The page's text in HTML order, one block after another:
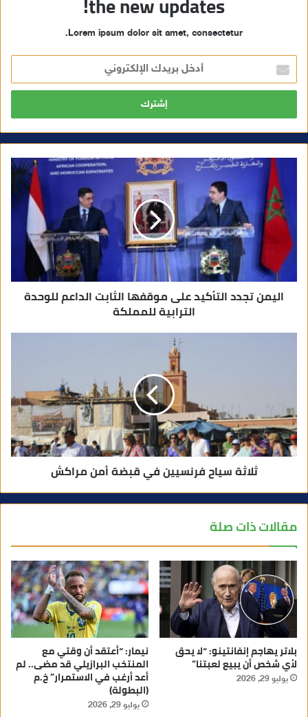
Lorem ipsum dolor sit amet, consectetur.
خ
ل
ر
ا
و
اليمن تجدد التأكيد على موقفها الثابت الداعم للوحدة
الترابية للمملكة
ثلاثة سياح فرنسيين في قبضة أمن مراكش
مقالات ذات صلة
بلاتر يهاجم إنفانتينو: “لا يحق
لأي شخص أن يبيع لعبتنا”
يوليو 29, 2026
نيمار: “أعتقد أن وقتي مع
المنتخب البرازيلي قد مضى.. لم
أعد أرغب في الاستمرار” خ.م
(البطولة)
يوليو 29, 2026